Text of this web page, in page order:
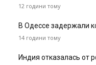
12 години тому
В Одессе задержали
14 години тому
Индия отказалась от